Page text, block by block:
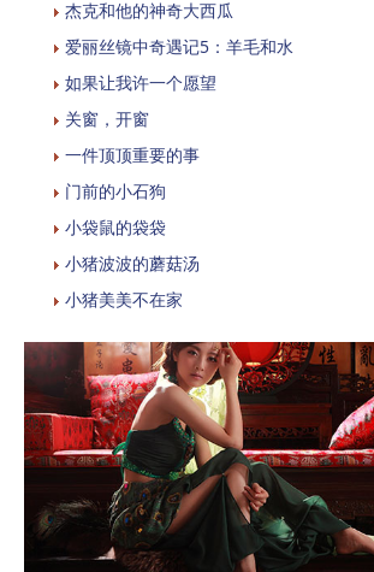
杰克和他的神奇大西瓜
爱丽丝镜中奇遇记5：羊毛和水
如果让我许一个愿望
关窗，开窗
一件顶顶重要的事
门前的小石狗
小袋鼠的袋袋
小猪波波的蘑菇汤
小猪美美不在家